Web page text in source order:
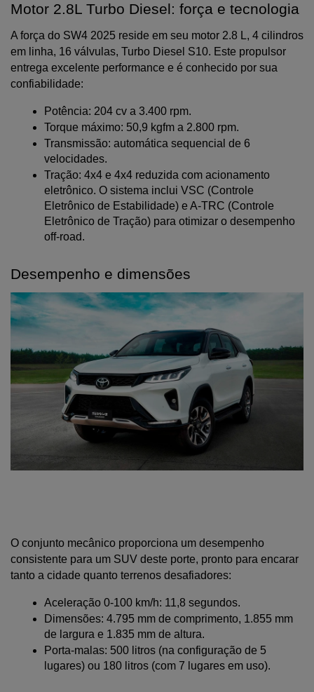
Motor 2.8L Turbo Diesel: força e tecnologia
A força do SW4 2025 reside em seu motor 2.8 L, 4 cilindros
em linha, 16 válvulas, Turbo Diesel S10. Este propulsor
entrega excelente performance e é conhecido por sua
confiabilidade:
Potência: 204 cv a 3.400 rpm.
Torque máximo: 50,9 kgfm a 2.800 rpm.
Transmissão: automática sequencial de 6
velocidades.
Tração: 4x4 e 4x4 reduzida com acionamento
eletrônico. O sistema inclui VSC (Controle
Eletrônico de Estabilidade) e A-TRC (Controle
Eletrônico de Tração) para otimizar o desempenho
off-road.
Desempenho e dimensões
O conjunto mecânico proporciona um desempenho
consistente para um SUV deste porte, pronto para encarar
tanto a cidade quanto terrenos desafiadores:
Aceleração 0-100 km/h: 11,8 segundos.
Dimensões: 4.795 mm de comprimento, 1.855 mm
de largura e 1.835 mm de altura.
Porta-malas: 500 litros (na configuração de 5
lugares) ou 180 litros (com 7 lugares em uso).